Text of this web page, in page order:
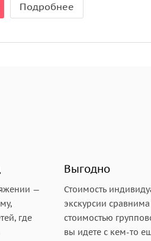
Подробнее
—
где
Выгодно
Стоимость
экскурсии сравнима
стоимостью
вы идете с кем-то